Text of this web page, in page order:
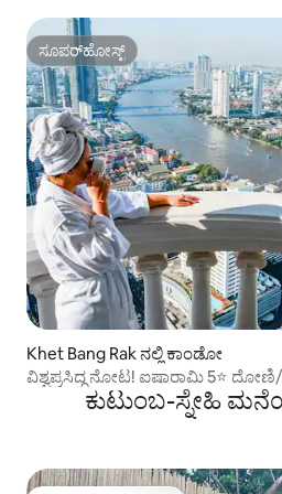
ಸೂಪರ್‌ಹೋಸ್ಟ್
ಸೂಪರ್‌ಹೋಸ್ಟ್
Khet Bang Rak ನಲ್ಲಿ ಕಾಂಡೋ
ವಿಶ್ವಪ್ರಸಿದ್ಧ ನೋಟ! ಐಷಾರಾಮಿ 5⭐ ದೋಣಿ/
ಕುಟುಂಬ-ಸ್ನೇಹಿ